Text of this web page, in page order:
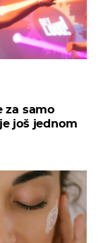
za samo
još jednom